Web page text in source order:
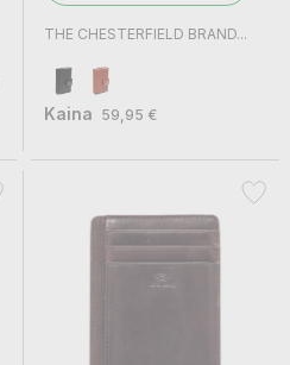
THE CHESTERFIELD BRAND...
Kaina 59,95 €